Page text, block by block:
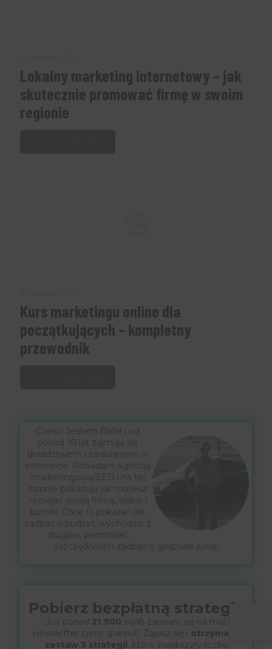
Lokalny marketing internetowy – jak
skutecznie promować firmę w swoim
regionie
Kurs marketingu online dla
początkujących – kompletny
przewodnik
Cześć! Jestem Rafał i od
ponad 10 lat zajmuję się
doradztwem i zarabianiem w
internecie. Posiadam agencję
marketingową/SEO i na tej
stronie pokazuję jak możesz
rozwijać swoją firmę, siebie i
biznes. Chcę Ci pokazać jak
zadbać o budżet, wychodzić z
długów, pomnażać
oszczędności i zadbać o godziwe życie.
Pobierz bezpłatną strategię
Już ponad 21.900 osób zapisało się na mój
newsletter (zero spamu!) .Zapisz się i otrzymasz
zestaw 3 strategii
, które zwiększyły liczbę